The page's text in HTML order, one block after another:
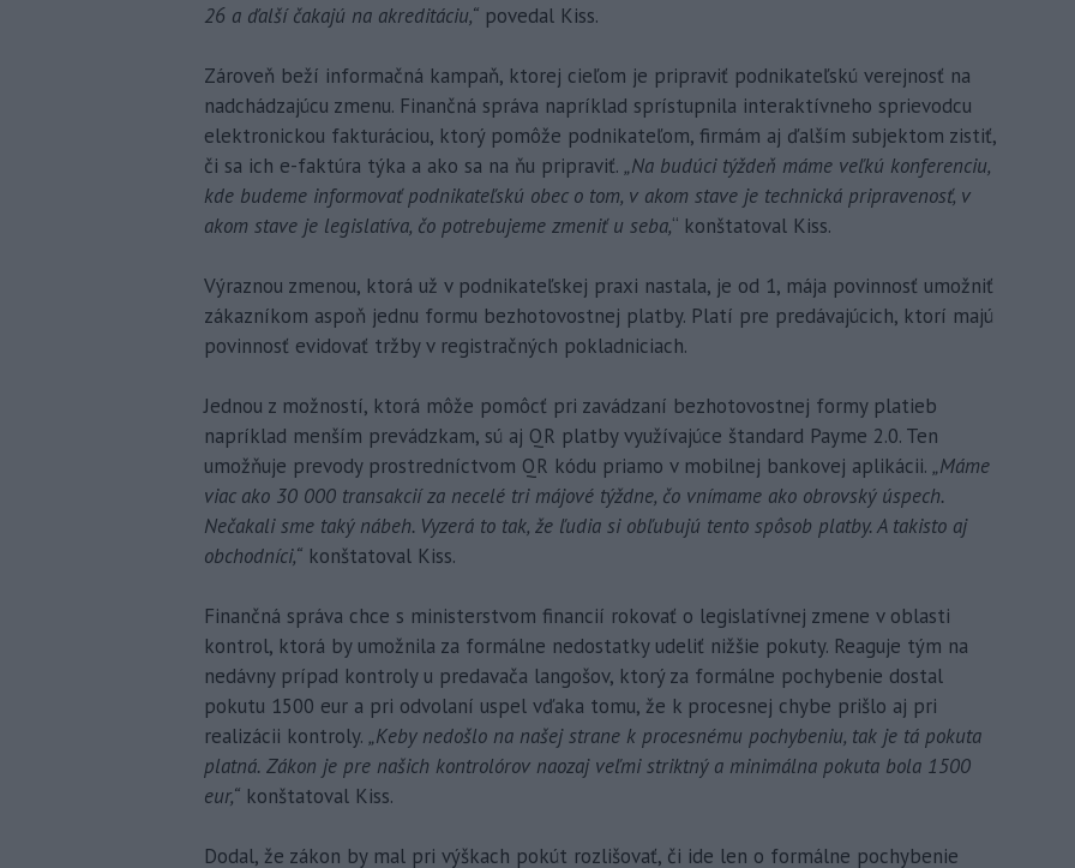
26 a ďalší čakajú na akreditáciu,“ povedal Kiss.
Zároveň beží informačná kampaň, ktorej cieľom je pripraviť podnikateľskú verejnosť na
nadchádzajúcu zmenu. Finančná správa napríklad sprístupnila interaktívneho sprievodcu
elektronickou fakturáciou, ktorý pomôže podnikateľom, firmám aj ďalším subjektom zistiť,
či sa ich e-faktúra týka a ako sa na ňu pripraviť. „Na budúci týždeň máme veľkú konferenciu,
kde budeme informovať podnikateľskú obec o tom, v akom stave je technická pripravenosť, v
akom stave je legislatíva, čo potrebujeme zmeniť u seba,“ konštatoval Kiss.
Výraznou zmenou, ktorá už v podnikateľskej praxi nastala, je od 1, mája povinnosť umožniť
zákazníkom aspoň jednu formu bezhotovostnej platby. Platí pre predávajúcich, ktorí majú
povinnosť evidovať tržby v registračných pokladniciach.
Jednou z možností, ktorá môže pomôcť pri zavádzaní bezhotovostnej formy platieb
napríklad menším prevádzkam, sú aj QR platby využívajúce štandard Payme 2.0. Ten
umožňuje prevody prostredníctvom QR kódu priamo v mobilnej bankovej aplikácii. „Máme
viac ako 30 000 transakcií za necelé tri májové týždne, čo vnímame ako obrovský úspech.
Nečakali sme taký nábeh. Vyzerá to tak, že ľudia si obľubujú tento spôsob platby. A takisto aj
obchodníci,“ konštatoval Kiss.
Finančná správa chce s ministerstvom financií rokovať o legislatívnej zmene v oblasti
kontrol, ktorá by umožnila za formálne nedostatky udeliť nižšie pokuty. Reaguje tým na
nedávny prípad kontroly u predavača langošov, ktorý za formálne pochybenie dostal
pokutu 1500 eur a pri odvolaní uspel vďaka tomu, že k procesnej chybe prišlo aj pri
realizácii kontroly. „Keby nedošlo na našej strane k procesnému pochybeniu, tak je tá pokuta
platná. Zákon je pre našich kontrolórov naozaj veľmi striktný a minimálna pokuta bola 1500
eur,“ konštatoval Kiss.
Dodal, že zákon by mal pri výškach pokút rozlišovať, či ide len o formálne pochybenie